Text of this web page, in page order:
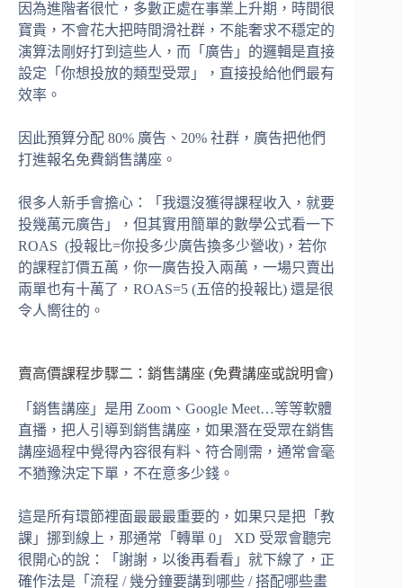
因為進階者很忙，多數正處在事業上升期，時間很
寶貴，不會花大把時間滑社群，不能奢求不穩定的
演算法剛好打到這些人，而「廣告」的邏輯是直接
設定「你想投放的類型受眾」，直接投給他們最有
效率。
因此預算分配 80% 廣告、20% 社群，廣告把他們
打進報名免費銷售講座。
很多人新手會擔心：「我還沒獲得課程收入，就要
投幾萬元廣告」，但其實用簡單的數學公式看一下
ROAS (投報比=你投多少廣告換多少營收)，若你
的課程訂價五萬，你一廣告投入兩萬，一場只賣出
兩單也有十萬了，ROAS=5 (五倍的投報比) 還是很
令人嚮往的。
賣高價課程步驟二：銷售講座 (免費講座或說明會)
「銷售講座」是用 Zoom、Google Meet…等等軟體
直播，把人引導到銷售講座，如果潛在受眾在銷售
講座過程中覺得內容很有料、符合剛需，通常會毫
不猶豫決定下單，不在意多少錢。
這是所有環節裡面最最最重要的，如果只是把「教
課」挪到線上，那通常「轉單 0」 XD 受眾會聽完
很開心的說：「謝謝，以後再看看」就下線了，正
確作法是「流程 / 幾分鐘要講到哪些 / 搭配哪些畫